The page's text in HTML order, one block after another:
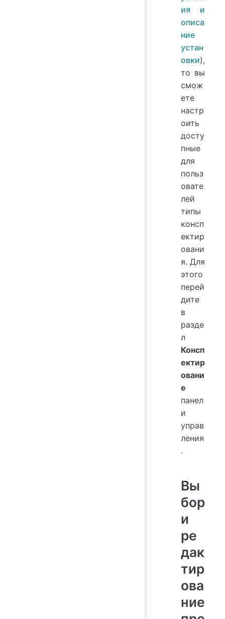
ия и
описа
ние
устан
овки),
то вы
смож
ете
настр
оить
досту
пные
для
польз
овате
лей
типы
консп
ектир
овани
я. Для
этого
перей
дите
в
разде
л
Консп
ектир
овани
е
панел
и
управ
ления
.
Вы
бор
и
ре
дак
тир
ова
ние